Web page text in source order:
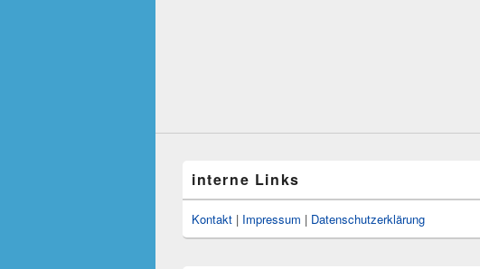
interne Links
Kontakt | Impressum | Datenschutzerklärung